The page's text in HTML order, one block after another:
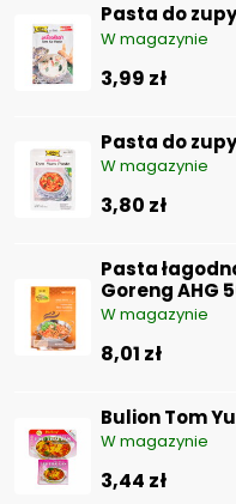
Pasta do
W magazynie
3,99 zł
Pasta do
W magazynie
3,80 zł
Pasta
Goreng AHG
W magazynie
8,01 zł
Bulion Tom
W magazynie
3,44 zł